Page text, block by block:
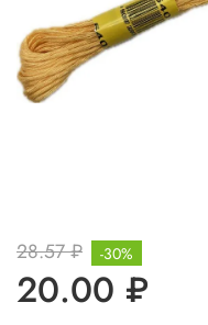
28.57 ₽
20.00 ₽
-30%